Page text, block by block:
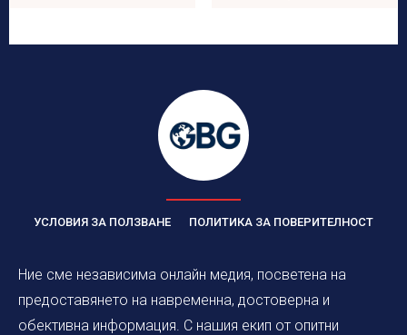
УСЛОВИЯ ЗА ПОЛЗВАНЕ ПОЛИТИКА ЗА ПОВЕРИТЕЛНОСТ
Ние сме независима онлайн медия, посветена на
предоставянето на навременна, достоверна и
обективна информация. С нашия екип от опитни